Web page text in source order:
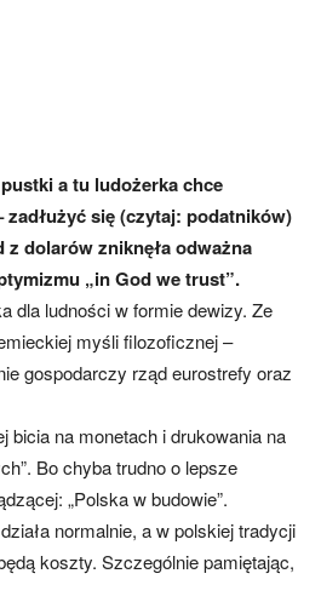
a tu ludożerka chce
się (czytaj: podatników)
dolarów zniknęła odważna
„in God we trust”.
dla ludności w formie dewizy. Ze
myśli filozoficznej –
gospodarczy rząd eurostrefy oraz
bicia na monetach i drukowania na
Bo chyba trudno o lepsze
„Polska w budowie”.
normalnie, a w polskiej tradycji
koszty. Szczególnie pamiętając,